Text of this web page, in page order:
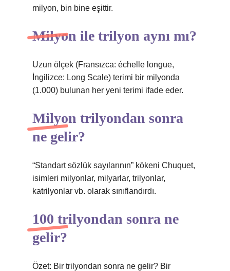
milyon, bin bine eşittir.
Milyon ile trilyon aynı mı?
Uzun ölçek (Fransızca: échelle longue,
İngilizce: Long Scale) terimi bir milyonda
(1.000) bulunan her yeni terimi ifade eder.
Milyon trilyondan sonra
ne gelir?
“Standart sözlük sayılarının” kökeni Chuquet,
isimleri milyonlar, milyarlar, trilyonlar,
katrilyonlar vb. olarak sınıflandırdı.
100 trilyondan sonra ne
gelir?
Özet: Bir trilyondan sonra ne gelir? Bir